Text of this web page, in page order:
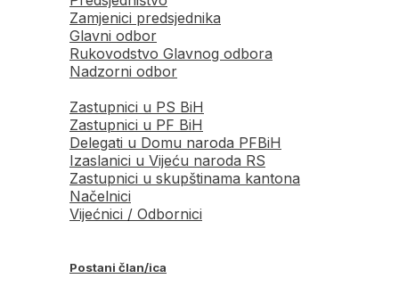
Zamjenici predsjednika
Glavni odbor
Rukovodstvo Glavnog odbora
Nadzorni odbor
Zastupnici u PS BiH
Zastupnici u PF BiH
Delegati u Domu naroda PFBiH
Izaslanici u Vijeću naroda RS
Zastupnici u skupštinama kantona
Načelnici
Vijećnici / Odbornici
Postani član/ica